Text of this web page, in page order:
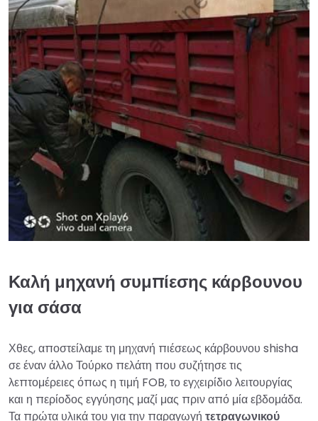
Καλή μηχανή συμπίεσης κάρβουνου
για σάσα
Χθες, αποστείλαμε τη μηχανή πιέσεως κάρβουνου shisha
σε έναν άλλο Τούρκο πελάτη που συζήτησε τις
λεπτομέρειες όπως η τιμή FOB, το εγχειρίδιο λειτουργίας
και η περίοδος εγγύησης μαζί μας πριν από μία εβδομάδα.
Τα πρώτα υλικά του για την παραγωγή τετραγωνικού